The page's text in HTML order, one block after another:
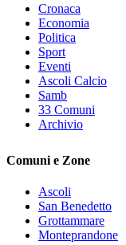
Cronaca
Economia
Politica
Sport
Eventi
Ascoli Calcio
Samb
33 Comuni
Archivio
Comuni e Zone
Ascoli
San Benedetto
Grottammare
Monteprandone